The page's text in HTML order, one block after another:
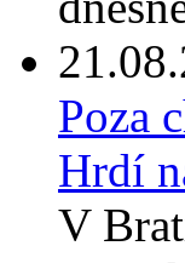
Poza
Hrdí
V